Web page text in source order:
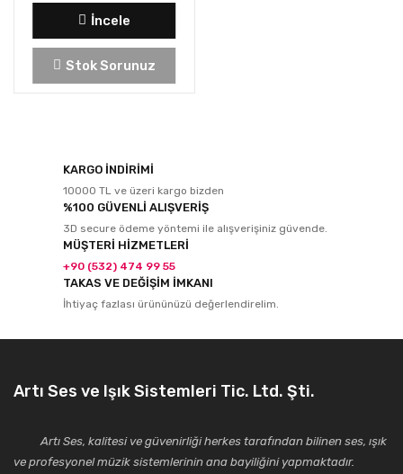
İncele
Stok Sorunuz
KARGO İNDİRİMİ
10000 TL ve üzeri kargo bizden
%100 GÜVENLİ ALIŞVERİŞ
3D secure ödeme yöntemi ile alışverişiniz güvende.
MÜŞTERİ HİZMETLERİ
+90 (532) 474 99 55
TAKAS VE DEĞİŞİM İMKANI
İhtiyaç fazlası ürününüzü değerlendirelim.
Artı Ses ve Işık Sistemleri Tic. Ltd. Şti.
Artı Ses, kalitesi ve güvenirliği herkes tarafından bilinen ses, ışık
ve profesyonel müzik sistemlerinin ana bayiliğini yapmaktadır.